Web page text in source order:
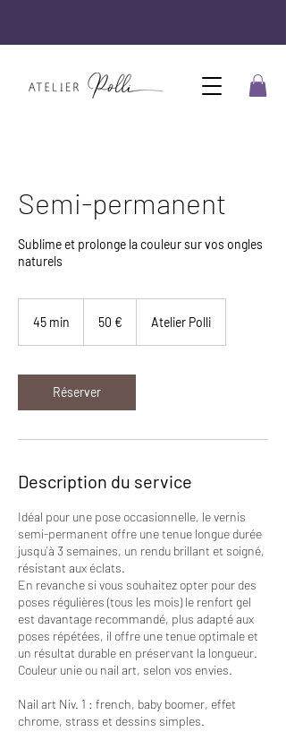
Semi-permanent
Sublime et prolonge la couleur sur vos ongles
naturels
45 min
i
n
50 € Atelier Polli
Réserver
Description du service
Idéal pour une pose occasionnelle, le vernis
semi-permanent offre une tenue longue durée
jusqu'à 3 semaines, un rendu brillant et soigné,
résistant aux éclats.
En revanche si vous souhaitez opter pour des
poses régulières (tous les mois) le renfort gel
est davantage recommandé, plus adapté aux
poses répétées, il offre une tenue optimale et
un résultat durable en préservant la longueur.
Couleur unie ou nail art, selon vos envies.
Nail art Niv. 1 : french, baby boomer, effet
chrome, strass et dessins simples.